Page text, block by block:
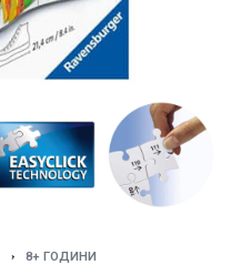
› 8+ ГОДИНИ